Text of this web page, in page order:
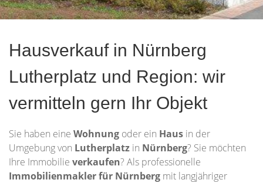
Hausverkauf in Nürnberg
Lutherplatz und Region: wir
vermitteln gern Ihr Objekt
Sie haben eine Wohnung oder ein Haus in der
Umgebung von Lutherplatz in Nürnberg? Sie möchten
Ihre Immobilie verkaufen? Als professionelle
Immobilienmakler für Nürnberg mit langjähriger